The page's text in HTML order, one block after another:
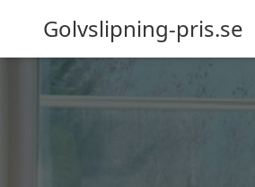
Golvslipning-pris.se